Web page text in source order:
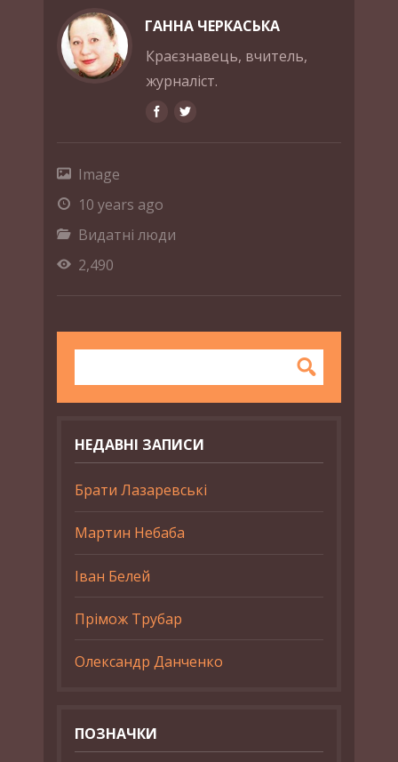
ГАННА ЧЕРКАСЬКА
Краєзнавець, вчитель,
журналіст.
Image
10 years ago
Видатні люди
2,490
НЕДАВНІ ЗАПИСИ
Брати Лазаревські
Мартин Небаба
Іван Белей
Прімож Трубар
Олександр Данченко
ПОЗНАЧКИ